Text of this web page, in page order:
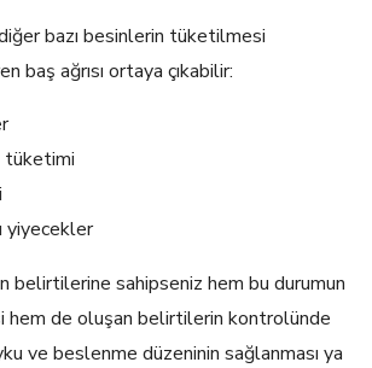
diğer bazı besinlerin tüketilmesi
baş ağrısı ortaya çıkabilir:
tüketimi
yiyecekler
belirtilerine sahipseniz hem bu durumun
hem de oluşan belirtilerin kontrolünde
ve beslenme düzeninin sağlanması ya